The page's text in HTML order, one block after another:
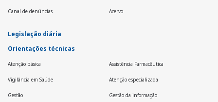
Canal de denúncias Acervo
Legislação diária
Orientações técnicas
Atenção básica Assistência Farmacêutica
Vigilância em Saúde Atenção especializada
Gestão Gestão da informação